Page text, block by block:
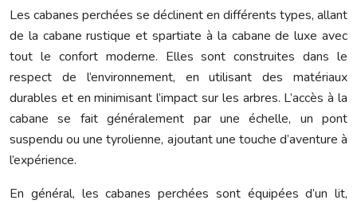
Les cabanes perchées se déclinent en différents types, allant
de la cabane rustique et spartiate à la cabane de luxe avec
tout le confort moderne. Elles sont construites dans le
respect de l’environnement, en utilisant des matériaux
durables et en minimisant l’impact sur les arbres. L’accès à la
cabane se fait généralement par une échelle, un pont
suspendu ou une tyrolienne, ajoutant une touche d’aventure à
l’expérience.
En général, les cabanes perchées sont équipées d’un lit,